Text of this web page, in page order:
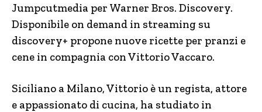
Jumpcutmedia per Warner Bros. Discovery.
Disponibile on demand in streaming su
discovery+ propone nuove ricette per pranzi e
cene in compagnia con Vittorio Vaccaro.
Siciliano a Milano, Vittorio è un regista, attore
e appassionato di cucina, ha studiato in